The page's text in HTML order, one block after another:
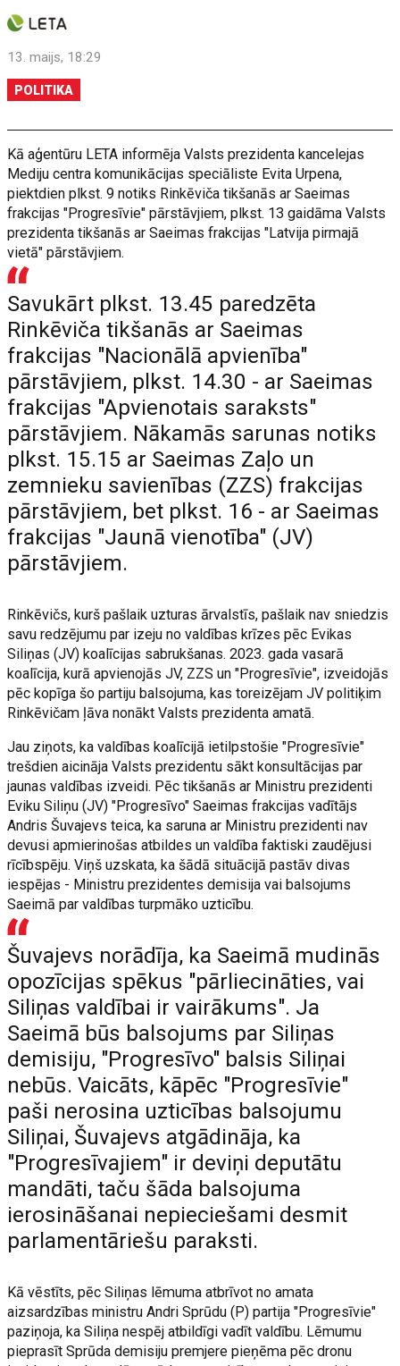
13. maijs, 18:29
POLITIKA
Kā aģentūru LETA informēja Valsts prezidenta kancelejas
Mediju centra komunikācijas speciāliste Evita Urpena,
piektdien plkst. 9 notiks Rinkēviča tikšanās ar Saeimas
frakcijas "Progresīvie" pārstāvjiem, plkst. 13 gaidāma Valsts
prezidenta tikšanās ar Saeimas frakcijas "Latvija pirmajā
vietā" pārstāvjiem.
Savukārt plkst. 13.45 paredzēta
Rinkēviča tikšanās ar Saeimas
frakcijas "Nacionālā apvienība"
pārstāvjiem, plkst. 14.30 - ar Saeimas
frakcijas "Apvienotais saraksts"
pārstāvjiem. Nākamās sarunas notiks
plkst. 15.15 ar Saeimas Zaļo un
zemnieku savienības (ZZS) frakcijas
pārstāvjiem, bet plkst. 16 - ar Saeimas
frakcijas "Jaunā vienotība" (JV)
pārstāvjiem.
Rinkēvičs, kurš pašlaik uzturas ārvalstīs, pašlaik nav sniedzis
savu redzējumu par izeju no valdības krīzes pēc Evikas
Siliņas (JV) koalīcijas sabrukšanas. 2023. gada vasarā
koalīcija, kurā apvienojās JV, ZZS un "Progresīvie", izveidojās
pēc kopīga šo partiju balsojuma, kas toreizējam JV politiķim
Rinkēvičam ļāva nonākt Valsts prezidenta amatā.
Jau ziņots, ka valdības koalīcijā ietilpstošie "Progresīvie"
trešdien aicināja Valsts prezidentu sākt konsultācijas par
jaunas valdības izveidi. Pēc tikšanās ar Ministru prezidenti
Eviku Siliņu (JV) "Progresīvo" Saeimas frakcijas vadītājs
Andris Šuvajevs teica, ka saruna ar Ministru prezidenti nav
devusi apmierinošas atbildes un valdība faktiski zaudējusi
rīcībspēju. Viņš uzskata, ka šādā situācijā pastāv divas
iespējas - Ministru prezidentes demisija vai balsojums
Saeimā par valdības turpmāko uzticību.
Šuvajevs norādīja, ka Saeimā mudinās
opozīcijas spēkus "pārliecināties, vai
Siliņas valdībai ir vairākums". Ja
Saeimā būs balsojums par Siliņas
demisiju, "Progresīvo" balsis Siliņai
nebūs. Vaicāts, kāpēc "Progresīvie"
paši nerosina uzticības balsojumu
Siliņai, Šuvajevs atgādināja, ka
"Progresīvajiem" ir deviņi deputātu
mandāti, taču šāda balsojuma
ierosināšanai nepieciešami desmit
parlamentāriešu paraksti.
Kā vēstīts, pēc Siliņas lēmuma atbrīvot no amata
aizsardzības ministru Andri Sprūdu (P) partija "Progresīvie"
paziņoja, ka Siliņa nespēj atbildīgi vadīt valdību. Lēmumu
pieprasīt Sprūda demisiju premjere pieņēma pēc dronu